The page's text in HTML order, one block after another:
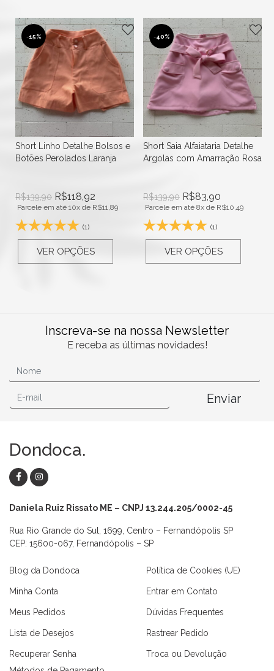
-15%
Short Linho Detalhe Bolsos e
Botões Perolados Laranja
R$139,90 R$118,92
Parcele em até 10x de R$11,89
(1)
VER OPÇÕES
-40%
Short Saia Alfaiataria Detalhe
Argolas com Amarração Rosa
R$139,90 R$83,90
Parcele em até 8x de R$10,49
(1)
VER OPÇÕES
Inscreva-se na nossa Newsletter
E receba as últimas novidades!
Enviar
Dondoca.
Daniela Ruiz Rissato ME – CNPJ 13.244.205/0002-45
Rua Rio Grande do Sul, 1699, Centro – Fernandópolis SP
CEP: 15600-067, Fernandópolis – SP
Blog da Dondoca
Minha Conta
Meus Pedidos
Lista de Desejos
Recuperar Senha
Política de Cookies (UE)
Entrar em Contato
Dúvidas Frequentes
Rastrear Pedido
Troca ou Devolução